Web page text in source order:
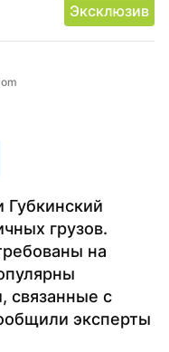
Эксклюзив
Губкинский
грузов.
на
связанные с
эксперты